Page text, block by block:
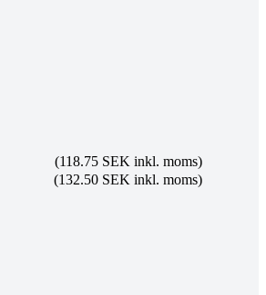
(118.75 SEK inkl. moms)
(132.50 SEK inkl. moms)